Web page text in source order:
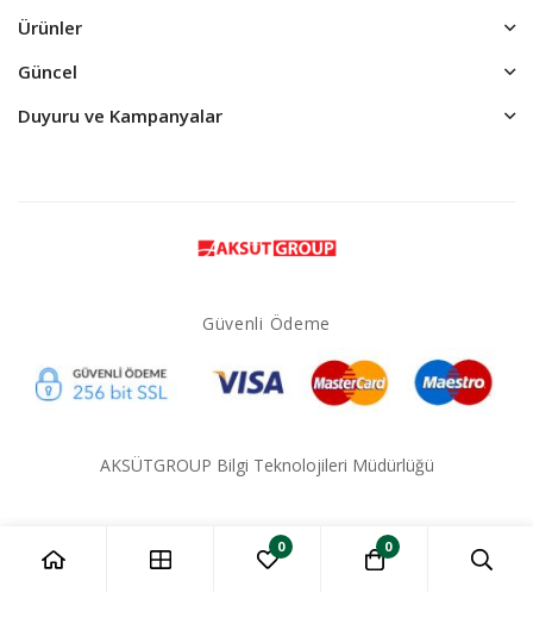
Ürünler
Güncel
Duyuru ve Kampanyalar
Güvenli Ödeme
AKSÜTGROUP Bilgi Teknolojileri Müdürlüğü
0 0